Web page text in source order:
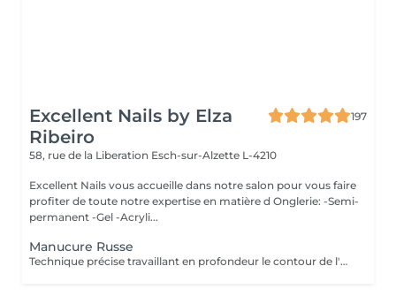
Excellent Nails by Elza
Ribeiro
197
58, rue de la Liberation Esch-sur-Alzette L-4210
Excellent Nails vous accueille dans notre salon pour vous faire
profiter de toute notre expertise en matière d Onglerie: -Semi-
permanent -Gel -Acryli...
Manucure Russe
Technique précise travaillant en profondeur le contour de l'ongle et les cuticules, pour une finition nette, durable et parfaitement soignée. Idéal avant la pose de vernis ou gel/acrylique.